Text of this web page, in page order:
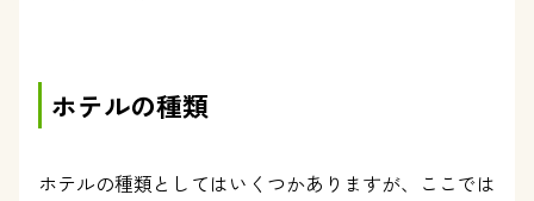
ホテルの種類
ホテルの種類としてはいくつかありますが、ここでは